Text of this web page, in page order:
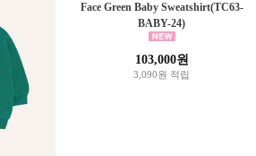
Face Green Baby Sweatshirt(TC63-
BABY-24)
103,000원
3,090원 적립